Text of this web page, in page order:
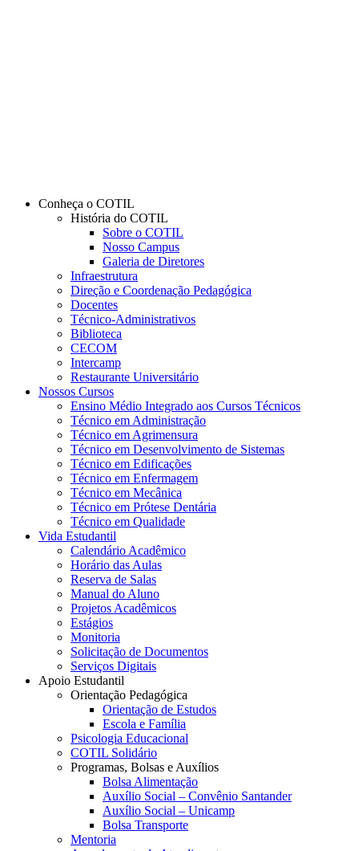
Conheça o COTIL
História do COTIL
Sobre o COTIL
Nosso Campus
Galeria de Diretores
Infraestrutura
Direção e Coordenação Pedagógica
Docentes
Técnico-Administrativos
Biblioteca
CECOM
Intercamp
Restaurante Universitário
Nossos Cursos
Ensino Médio Integrado aos Cursos Técnicos
Técnico em Administração
Técnico em Agrimensura
Técnico em Desenvolvimento de Sistemas
Técnico em Edificações
Técnico em Enfermagem
Técnico em Mecânica
Técnico em Prótese Dentária
Técnico em Qualidade
Vida Estudantil
Calendário Acadêmico
Horário das Aulas
Reserva de Salas
Manual do Aluno
Projetos Acadêmicos
Estágios
Monitoria
Solicitação de Documentos
Serviços Digitais
Apoio Estudantil
Orientação Pedagógica
Orientação de Estudos
Escola e Família
Psicologia Educacional
COTIL Solidário
Programas, Bolsas e Auxílios
Bolsa Alimentação
Auxílio Social – Convênio Santander
Auxílio Social – Unicamp
Bolsa Transporte
Mentoria